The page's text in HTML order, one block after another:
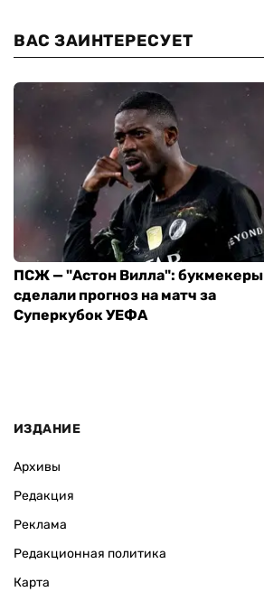
ВАС ЗАИНТЕРЕСУЕТ
ПСЖ — "Астон Вилла": букмекеры
сделали прогноз на матч за
Суперкубок УЕФА
ИЗДАНИЕ
Архивы
Редакция
Реклама
Редакционная политика
Карта